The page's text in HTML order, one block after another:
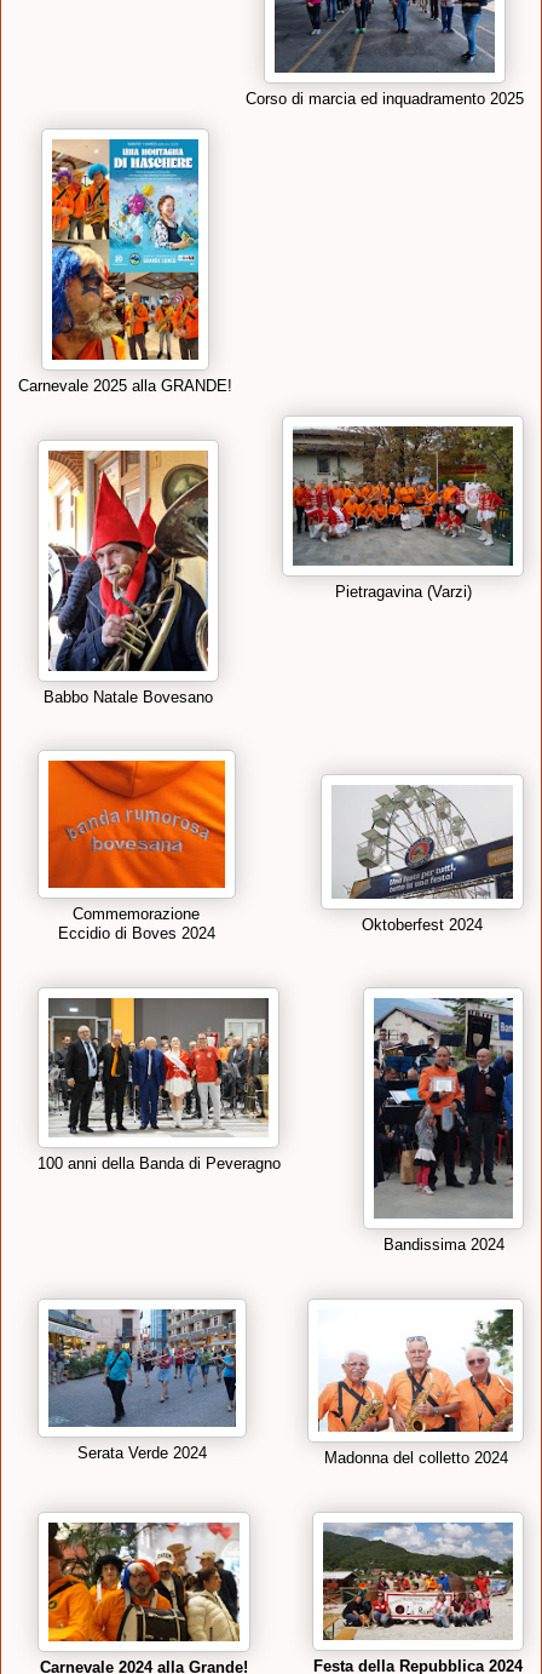
Corso di marcia ed inquadramento 2025
Carnevale 2025 alla GRANDE!
Pietragavina (Varzi)
Babbo Natale Bovesano
Commemorazione
Eccidio di Boves 2024
Oktoberfest 2024
Bandissima 2024
100 anni della Banda di Peveragno
Serata Verde 2024 Madonna del colletto 2024
Carnevale 2024 alla Grande! Festa della Repubblica 2024